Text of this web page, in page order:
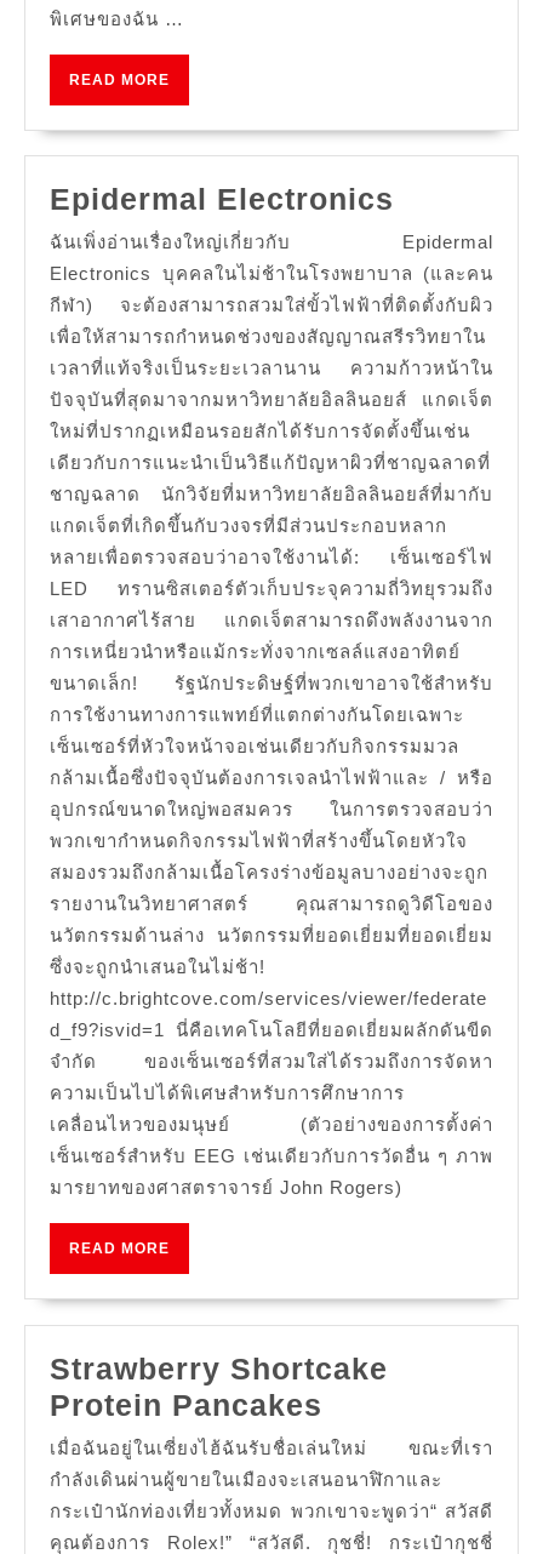
พิเศษของฉัน …
READ MORE
Epidermal Electronics
ฉันเพิ่งอ่านเรื่องใหญ่เกี่ยวกับ Epidermal
Electronics บุคคลในไม่ช้าในโรงพยาบาล (และคน
กีฬา) จะต้องสามารถสวมใส่ขั้วไฟฟ้าที่ติดตั้งกับผิว
เพื่อให้สามารถกำหนดช่วงของสัญญาณสรีรวิทยาใน
เวลาที่แท้จริงเป็นระยะเวลานาน ความก้าวหน้าใน
ปัจจุบันที่สุดมาจากมหาวิทยาลัยอิลลินอยส์ แกดเจ็ต
ใหม่ที่ปรากฏเหมือนรอยสักได้รับการจัดตั้งขึ้นเช่น
เดียวกับการแนะนำเป็นวิธีแก้ปัญหาผิวที่ชาญฉลาดที่
ชาญฉลาด นักวิจัยที่มหาวิทยาลัยอิลลินอยส์ที่มากับ
แกดเจ็ตที่เกิดขึ้นกับวงจรที่มีส่วนประกอบหลาก
หลายเพื่อตรวจสอบว่าอาจใช้งานได้: เซ็นเซอร์ไฟ
LED ทรานซิสเตอร์ตัวเก็บประจุความถี่วิทยุรวมถึง
เสาอากาศไร้สาย แกดเจ็ตสามารถดึงพลังงานจาก
การเหนี่ยวนำหรือแม้กระทั่งจากเซลล์แสงอาทิตย์
ขนาดเล็ก! รัฐนักประดิษฐ์ที่พวกเขาอาจใช้สำหรับ
การใช้งานทางการแพทย์ที่แตกต่างกันโดยเฉพาะ
เซ็นเซอร์ที่หัวใจหน้าจอเช่นเดียวกับกิจกรรมมวล
กล้ามเนื้อซึ่งปัจจุบันต้องการเจลนำไฟฟ้าและ / หรือ
อุปกรณ์ขนาดใหญ่พอสมควร ในการตรวจสอบว่า
พวกเขากำหนดกิจกรรมไฟฟ้าที่สร้างขึ้นโดยหัวใจ
สมองรวมถึงกล้ามเนื้อโครงร่างข้อมูลบางอย่างจะถูก
รายงานในวิทยาศาสตร์ คุณสามารถดูวิดีโอของ
นวัตกรรมด้านล่าง นวัตกรรมที่ยอดเยี่ยมที่ยอดเยี่ยม
ซึ่งจะถูกนำเสนอในไม่ช้า!
http://c.brightcove.com/services/viewer/federate
d_f9?isvid=1 นี่คือเทคโนโลยีที่ยอดเยี่ยมผลักดันขีด
จำกัด ของเซ็นเซอร์ที่สวมใส่ได้รวมถึงการจัดหา
ความเป็นไปได้พิเศษสำหรับการศึกษาการ
เคลื่อนไหวของมนุษย์ (ตัวอย่างของการตั้งค่า
เซ็นเซอร์สำหรับ EEG เช่นเดียวกับการวัดอื่น ๆ ภาพ
มารยาทของศาสตราจารย์ John Rogers)
READ MORE
Strawberry Shortcake
Protein Pancakes
Shortcake
Protein
Pancakes
เมื่อฉันอยู่ในเซี่ยงไฮ้ฉันรับชื่อเล่นใหม่ ขณะที่เรา
กำลังเดินผ่านผู้ขายในเมืองจะเสนอนาฬิกาและ
กระเป๋านักท่องเที่ยวทั้งหมด พวกเขาจะพูดว่า“ สวัสดี
คุณต้องการ Rolex!” “สวัสดี. กุชชี่! กระเป๋ากุชชี่